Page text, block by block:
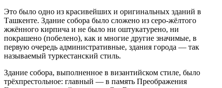
Это было одно из красивейших и оригинальных зданий в
Ташкенте. Здание собора было сложено из серо-жёлтого
жжённого кирпича и не было ни оштукатурено, ни
покрашено (побелено), как и многие другие значимые, в
первую очередь административные, здания города — так
называемый туркестанский стиль.
Здание собора, выполненное в византийском стиле, было
трёхпрестольное: главный — в память Преображения